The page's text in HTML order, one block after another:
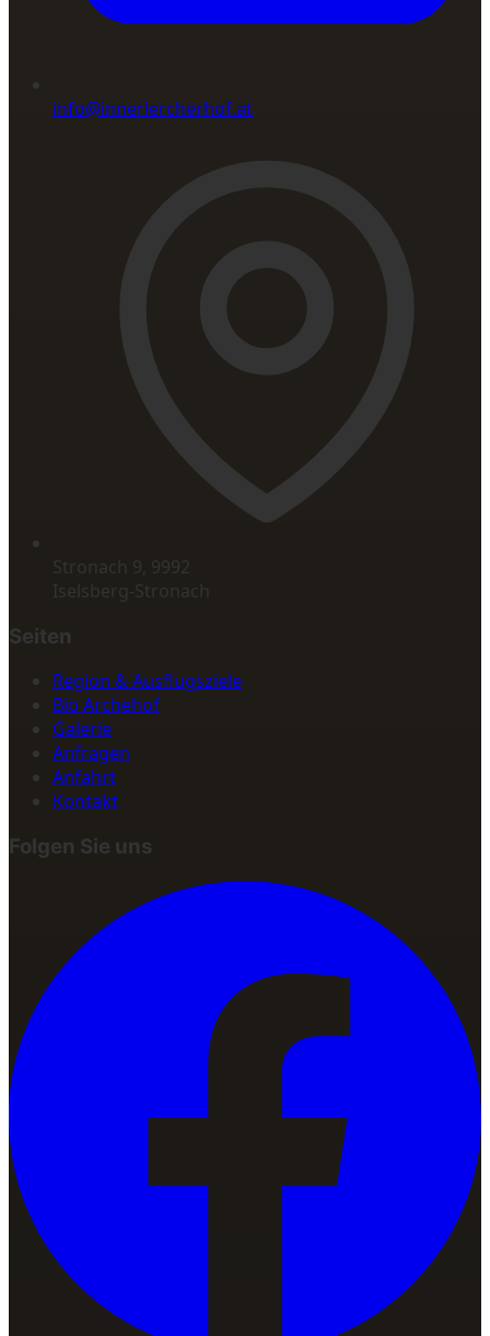
info@innerlercherhof.at
Stronach 9, 9992
Iselsberg-Stronach
Seiten
Region & Ausflugsziele
Bio Archehof
Galerie
Anfragen
Anfahrt
Kontakt
Folgen Sie uns